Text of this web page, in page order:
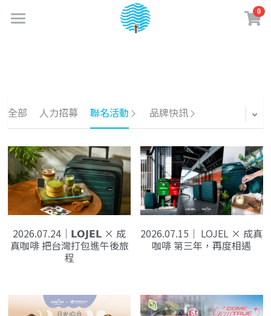
0
品牌故事
企業認證
成真大事記
永續績效
企業責任政策
水一點 愛多一點
實體門市
門市資訊
門市菜單
餐點介紹
咖啡 & 飲品介紹
美味蔬食日常
飲品與咖啡標示
購物商城
線上購物專區
咖啡訂閱制
購物須知
夢享卡會員
加入夢享卡
夢享卡資訊
咖啡知識
創業加盟
海外代理
線上報導
夥伴招募 JOIN US
全部 人力招募 聯名活動 品牌快訊
2026.07.24｜𝗟𝗢𝗝𝗘𝗟 × 成
真咖啡 把台灣打包進午後旅
程
2026.07.15｜ LOJEL × 成真
咖啡 第三年，再度相遇
×
商品分類